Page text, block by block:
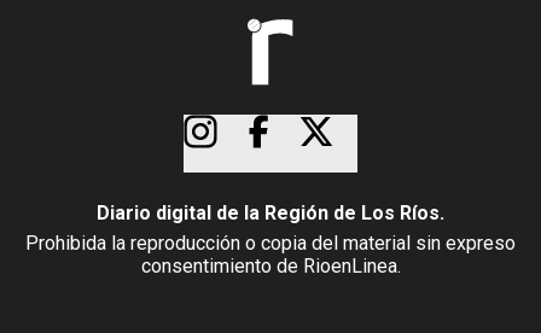
Diario digital de la Región de Los Ríos.
Prohibida la reproducción o copia del material sin expreso
consentimiento de RioenLinea.